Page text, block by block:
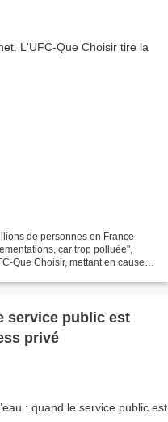
de personnes en France
car trop polluée",
Que Choisir, mettant en cause
service public est
privé